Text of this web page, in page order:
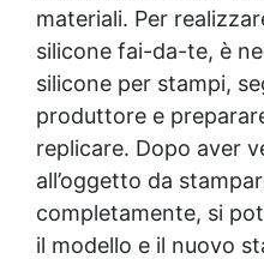
materiali. Per
silicone fai-da-te, è
silicone per stampi,
produttore e
replicare. Dopo aver
all’oggetto da
completamente, si
il modello e il nuovo